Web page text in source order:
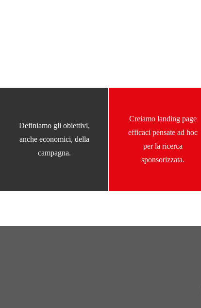
Definiamo gli obiettivi,
anche economici, della
campagna.
Creiamo landing page
efficaci pensate ad hoc
per la ricerca
sponsorizzata.